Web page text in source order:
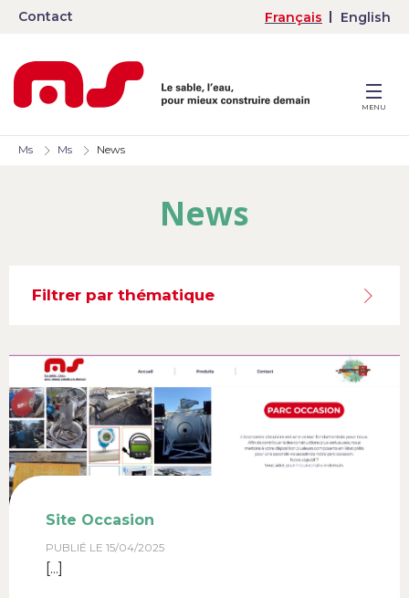
Contact Français English
MENU
Ms Ms News
News
Filtrer par thématique
Site Occasion
PUBLIÉ LE 15/04/2025
[...]